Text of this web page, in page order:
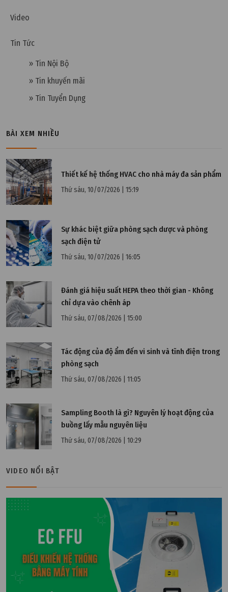
Phân biệt filter G4 và filter F7
Chủ nhật, 11/12/2022 | 15:53
Lọc bụi tĩnh điện – Giải pháp hữu hiệu cho môi
trường công nghiệp
Thứ tư, 07/12/2022 | 11:15
Lọc thứ cấp là gì? Có những bộ lọc thứ cấp nào?
Video
Tin Tức
» Tin Nội Bộ
» Tin khuyến mãi
» Tin Tuyển Dụng
BÀI XEM NHIỀU
Thiết kế hệ thống HVAC cho nhà máy đa sản phẩm
Thứ sáu, 10/07/2026 | 15:19
Sự khác biệt giữa phòng sạch dược và phòng
sạch điện tử
Thứ sáu, 10/07/2026 | 16:05
Đánh giá hiệu suất HEPA theo thời gian - Không
chỉ dựa vào chênh áp
Thứ sáu, 07/08/2026 | 15:00
Tác động của độ ẩm đến vi sinh và tĩnh điện trong
phòng sạch
Thứ sáu, 07/08/2026 | 11:05
Sampling Booth là gì? Nguyên lý hoạt động của
buồng lấy mẫu nguyên liệu
Thứ sáu, 07/08/2026 | 10:29
VIDEO NỔI BẬT